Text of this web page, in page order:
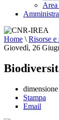
Home \ Risorse e
Giovedì, 26
Stampa
Email